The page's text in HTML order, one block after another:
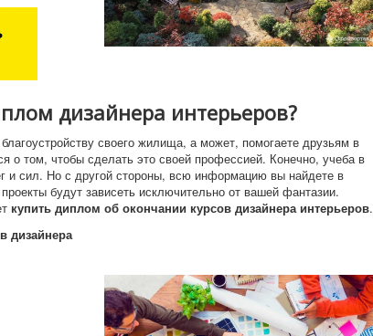
дизайнера интерьеров?
своего жилища, а может, помогаете друзьям в
о том, чтобы сделать это своей профессией. Конечно, учеба в
и сил. Но с другой стороны, всю информацию вы найдете в
будут зависеть исключительно от вашей фантазии.
купить диплом об окончании курсов дизайнера интерьеров.
дизайнера